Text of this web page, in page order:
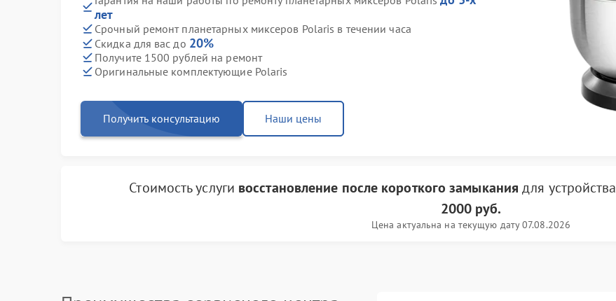
лет
Срочный ремонт планетарных миксеров Polaris в течении часа
Скидка для вас до 20%
Получите 1500 рублей на ремонт
Оригинальные комплектующие Polaris
Получить консультацию Наши цены
Стоимость услуги восстановление после короткого замыкания для устройства
2000 руб.
Цена актуальна на текущую дату 07.08.2026